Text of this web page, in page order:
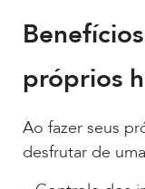
próprios
Ao fazer seus
desfrutar de